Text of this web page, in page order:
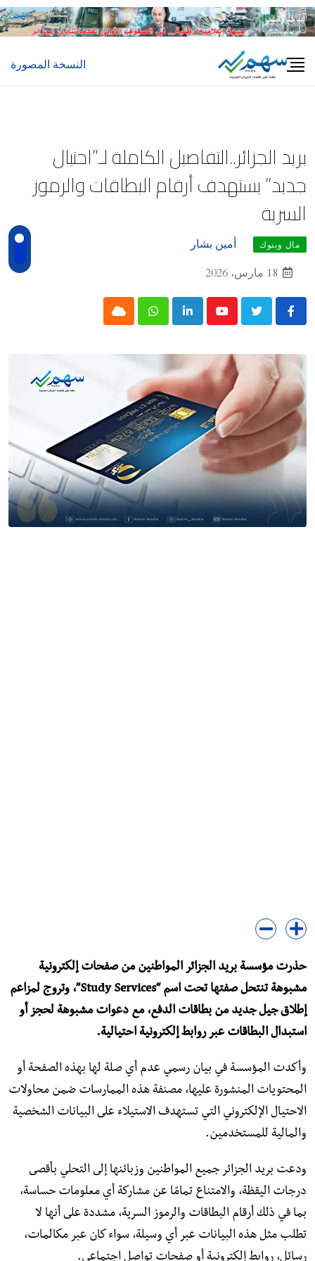
Skip
to
النسخة المصورة
بريد الجزائر..التفاصيل الكاملة لـ”احتيال
جديد” يستهدف أرقام البطاقات والرموز
السرية
مال وبنوك
أمين بشار
18 مارس، 2026
Youtube
LinkedIn
Whatsapp
Cloud
حذرت مؤسسة بريد الجزائر المواطنين من صفحات إلكترونية
مشبوهة تنتحل صفتها تحت اسم “Study Services”، وتروج لمزاعم
إطلاق جيل جديد من بطاقات الدفع، مع دعوات مشبوهة لحجز أو
استبدال البطاقات عبر روابط إلكترونية احتيالية.
وأكدت المؤسسة في بيان رسمي عدم أي صلة لها بهذه الصفحة أو
المحتويات المنشورة عليها، مصنفة هذه الممارسات ضمن محاولات
الاحتيال الإلكتروني التي تستهدف الاستيلاء على البيانات الشخصية
والمالية للمستخدمين.
ودعت بريد الجزائر جميع المواطنين وزبائنها إلى التحلي بأقصى
درجات اليقظة، والامتناع تمامًا عن مشاركة أي معلومات حساسة،
بما في ذلك أرقام البطاقات والرموز السرية، مشددة على أنها لا
تطلب مثل هذه البيانات عبر أي وسيلة، سواء كان عبر مكالمات،
رسائل، روابط إلكترونية أو صفحات تواصل اجتماعي.